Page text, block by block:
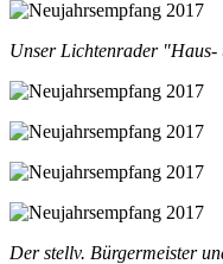
Unser Lichtenrader "Haus-
Der stellv. Bürgermeister